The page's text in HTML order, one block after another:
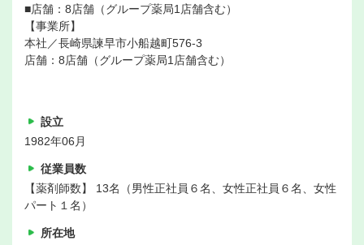
■店舗：8店舗（グループ薬局1店舗含む）
【事業所】
本社／長崎県諫早市小船越町576-3
店舗：8店舗（グループ薬局1店舗含む）
設立
1982年06月
従業員数
【薬剤師数】 13名（男性正社員６名、女性正社員６名、女性
パート１名）
所在地